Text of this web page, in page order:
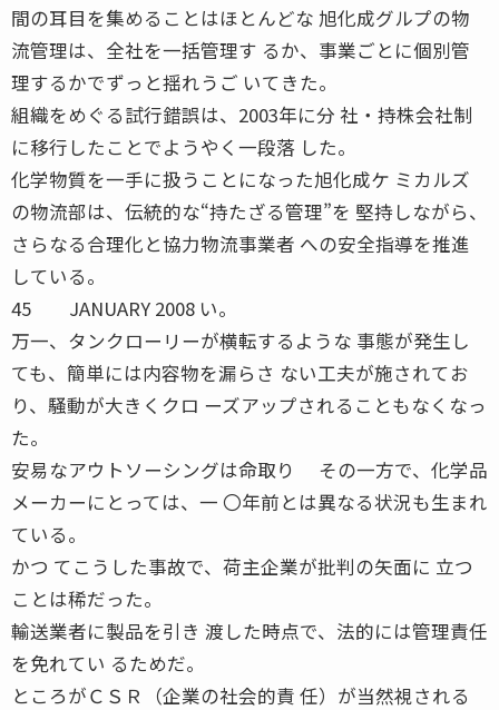
間の耳目を集めることはほとんどな 旭化成グルプの物
流管理は、全社を一括管理す るか、事業ごとに個別管
理するかでずっと揺れうご いてきた。
組織をめぐる試行錯誤は、2003年に分 社・持株会社制
に移行したことでようやく一段落 した。
化学物質を一手に扱うことになった旭化成ケ ミカルズ
の物流部は、伝統的な“持たざる管理”を 堅持しながら、
さらなる合理化と協力物流事業者 への安全指導を推進
している。
45 JANUARY 2008 い。
万一、タンクローリーが横転するような 事態が発生し
ても、簡単には内容物を漏らさ ない工夫が施されてお
り、騒動が大きくクロ ーズアップされることもなくなっ
た。
安易なアウトソーシングは命取り その一方で、化学品
メーカーにとっては、一 〇年前とは異なる状況も生まれ
ている。
かつ てこうした事故で、荷主企業が批判の矢面に 立つ
ことは稀だった。
輸送業者に製品を引き 渡した時点で、法的には管理責任
を免れてい るためだ。
ところがＣＳＲ（企業の社会的責 任）が当然視される